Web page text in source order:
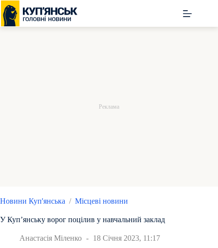
Перейти
до
вмісту
Новини Куп'янська / Місцеві новини
У Куп’янську ворог поцілив у навчальний заклад
Анастасія Міленко 18 Січня 2023, 11:17